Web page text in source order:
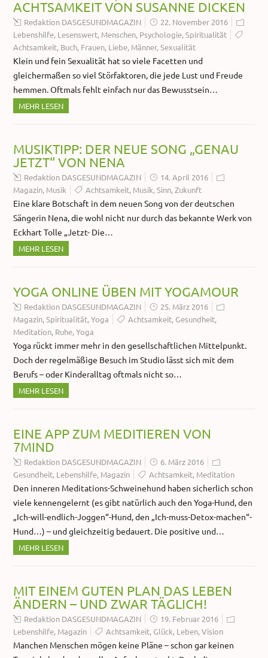
ACHTSAMKEIT VON SUSANNE DICKEN
Redaktion DASGESUNDMAGAZIN
22. November 2016
Lebenshilfe, Lesenswert, Menschen, Psychologie,Spiritualität
Achtsamkeit, Buch, Frauen, Liebe, Männer,Sexualität
Klein und fein Sexualität hat so viele Facetten und
gleichermaßen so viel Störfaktoren, die jede Lust und Freude
hemmen. Oftmals fehlt einfach nur das Bewusstsein…
MEHR LESEN
MUSIKTIPP: DER NEUE SONG „GENAU
JETZT“ VON NENA
Redaktion DASGESUNDMAGAZIN
14. April 2016
Magazin, Musik Achtsamkeit, Musik,Sinn,Zukunft
Eine klare Botschaft in dem neuen Song von der deutschen
Sängerin Nena, die wohl nicht nur durch das bekannte Werk von
Eckhart Tolle „Jetzt- Die…
MEHR LESEN
YOGA ONLINE ÜBEN MIT YOGAMOUR
Redaktion DASGESUNDMAGAZIN
25. März 2016
Magazin,Spiritualität,Yoga Achtsamkeit,Gesundheit,
Meditation, Ruhe,Yoga
Yoga rückt immer mehr in den gesellschaftlichen Mittelpunkt.
Doch der regelmäßige Besuch im Studio lässt sich mit dem
Berufs – oder Kinderalltag oftmals nicht so…
MEHR LESEN
EINE APP ZUM MEDITIEREN VON
7MIND
Redaktion DASGESUNDMAGAZIN
6. März 2016
Gesundheit, Lebenshilfe, Magazin Achtsamkeit, Meditation
Den inneren Meditations-Schweinehund haben sicherlich schon
viele kennengelernt (es gibt natürlich auch den Yoga-Hund, den
„Ich-will-endlich-Joggen“-Hund, den „Ich-muss-Detox-machen“-
Hund…) – und gleichzeitig bedauert. Die positive und…
MEHR LESEN
MIT EINEM GUTEN PLAN DAS LEBEN
ÄNDERN – UND ZWAR TÄGLICH!
Redaktion DASGESUNDMAGAZIN
19. Februar 2016
Lebenshilfe, Magazin Achtsamkeit,Glück, Leben,Vision
Manchen Menschen mögen keine Pläne – schon gar keinen